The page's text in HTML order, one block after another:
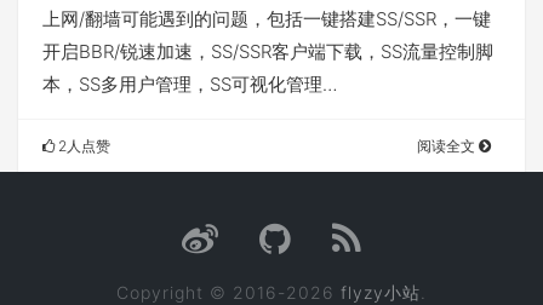
上网/翻墙可能遇到的问题，包括一键搭建SS/SSR，一键
开启BBR/锐速加速，SS/SSR客户端下载，SS流量控制脚
本，SS多用户管理，SS可视化管理…
2人点赞 阅读全文
Copyright © 2016-2026 flyzy小站